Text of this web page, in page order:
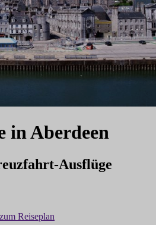
inAberdeen
Ausflüge
Reiseplan